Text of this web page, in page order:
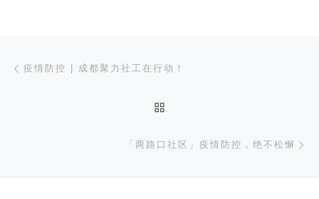
文章导航
疫情防控 | 成都聚力社工在行动！
「两路口社区」疫情防控，绝不松懈